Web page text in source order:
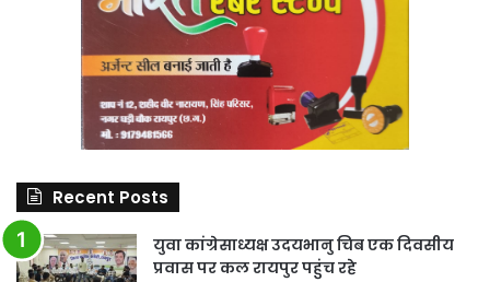
Recent Posts
युवा कांग्रेसाध्यक्ष उदयभानु चिब एक दिवसीय
प्रवास पर कल रायपुर पहुंच रहे